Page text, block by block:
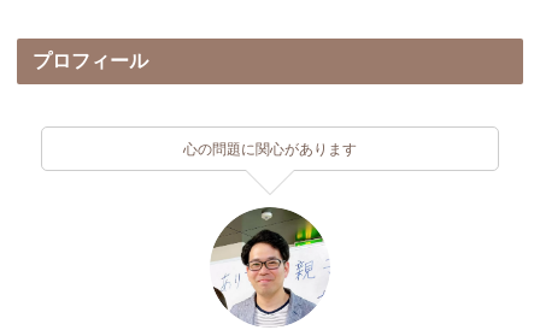
プロフィール
心の問題に関心があります